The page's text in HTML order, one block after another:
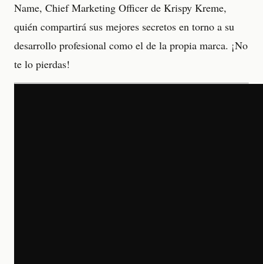
Name, Chief Marketing Officer de Krispy Kreme,
quién compartirá sus mejores secretos en torno a su
desarrollo profesional como el de la propia marca. ¡No
te lo pierdas!